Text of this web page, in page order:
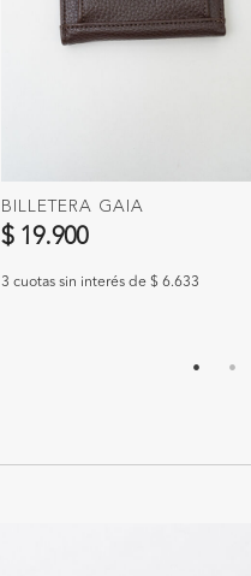
BILLETERA GAIA
$ 19.900
3 cuotas sin interés de $ 6.633